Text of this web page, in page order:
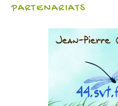
PARTENARIATS